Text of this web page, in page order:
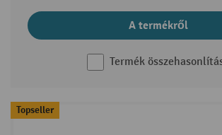
A termékről
Termék
Topseller